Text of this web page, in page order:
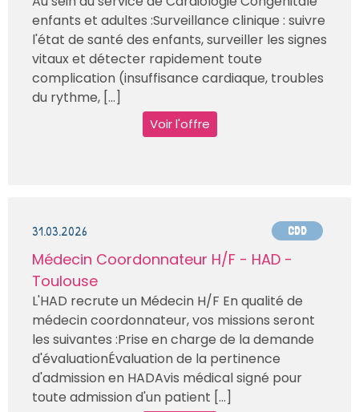
enfants et adultes :Surveillance clinique : suivre
l'état de santé des enfants, surveiller les signes
vitaux et détecter rapidement toute
complication (insuffisance cardiaque, troubles
du rythme, [...]
Voir l'offre
31.03.2026 CDD
Médecin Coordonnateur H/F - HAD -
Toulouse
L'HAD recrute un Médecin H/F En qualité de
médecin coordonnateur, vos missions seront
les suivantes :Prise en charge de la demande
d'évaluationÉvaluation de la pertinence
d'admission en HADAvis médical signé pour
toute admission d'un patient [...]